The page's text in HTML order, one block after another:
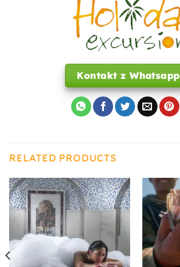
Kontakt z Whatsapp
RELATED PRODUCTS